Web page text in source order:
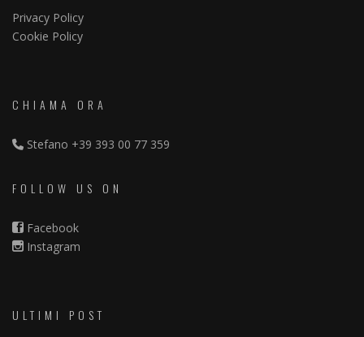
Privacy Policy
Cookie Policy
CHIAMA ORA
Stefano +39 393 00 77 359
FOLLOW US ON
Facebook
Instagram
ULTIMI POST